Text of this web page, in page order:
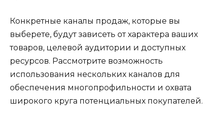
Конкретные каналы продаж, которые вы
выберете, будут зависеть от характера ваших
товаров, целевой аудитории и доступных
ресурсов. Рассмотрите возможность
использования нескольких каналов для
обеспечения многопрофильности и охвата
широкого круга потенциальных покупателей.